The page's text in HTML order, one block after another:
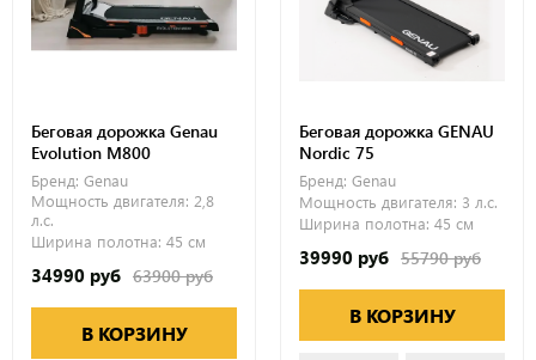
Беговая дорожка Genau
Evolution M800
Бренд: Genau
Мощность двигателя: 2,8
л.с.
Ширина полотна: 45 см
34990 руб 63900 руб
В КОРЗИНУ
Беговая дорожка GENAU
Nordic 75
Бренд: Genau
Мощность двигателя: 3 л.с.
Ширина полотна: 45 см
39990 руб 55790 руб
В КОРЗИНУ